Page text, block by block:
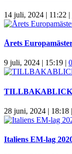
14 juli, 2024 | 11:22 |
Årets
9 juli, 2024 | 15:19 |
TILLBAKABLICK:
28 juni, 2024 | 18:18 |
Italiens EM-lag